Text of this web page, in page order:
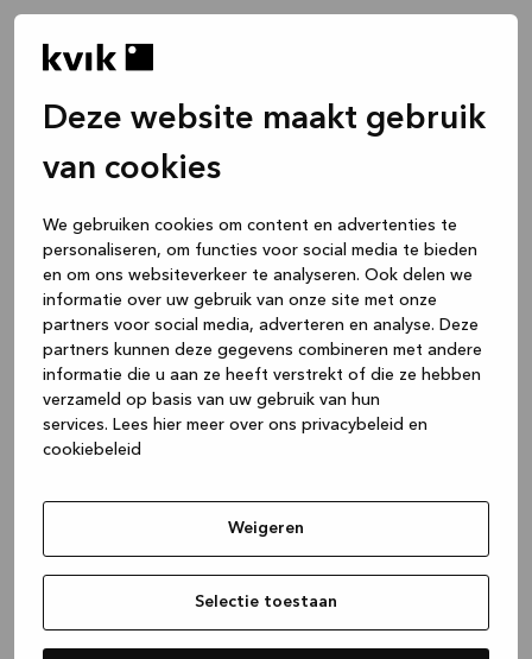
Deze website maakt gebruik
van cookies
We gebruiken cookies om content en advertenties te
personaliseren, om functies voor social media te bieden
en om ons websiteverkeer te analyseren. Ook delen we
informatie over uw gebruik van onze site met onze
partners voor social media, adverteren en analyse. Deze
partners kunnen deze gegevens combineren met andere
informatie die u aan ze heeft verstrekt of die ze hebben
verzameld op basis van uw gebruik van hun
services. Lees hier meer over ons privacybeleid en
cookiebeleid
Weigeren
Selectie toestaan
(see the browser console for more
information).